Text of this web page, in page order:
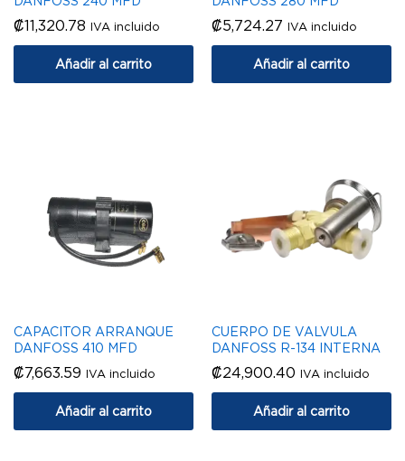
₡11,320.78 IVA incluido
Añadir al carrito
₡5,724.27 IVA incluido
Añadir al carrito
CAPACITOR ARRANQUE
DANFOSS 410 MFD
₡7,663.59 IVA incluido
Añadir al carrito
CUERPO DE VALVULA
DANFOSS R-134 INTERNA
₡24,900.40 IVA incluido
Añadir al carrito